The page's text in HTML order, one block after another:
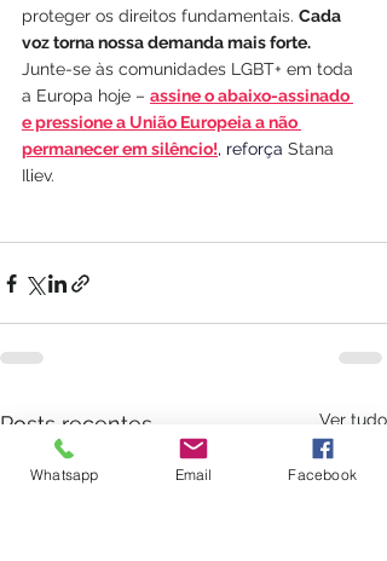
proteger os direitos fundamentais. Cada
voz torna nossa demanda mais forte.
Junte-se às comunidades LGBT+ em toda
a Europa hoje – assine o abaixo-assinado
e pressione a União Europeia a não
permanecer em silêncio!, reforça Stana
Iliev.
Posts recentes Ver tudo
Whatsapp Email Facebook